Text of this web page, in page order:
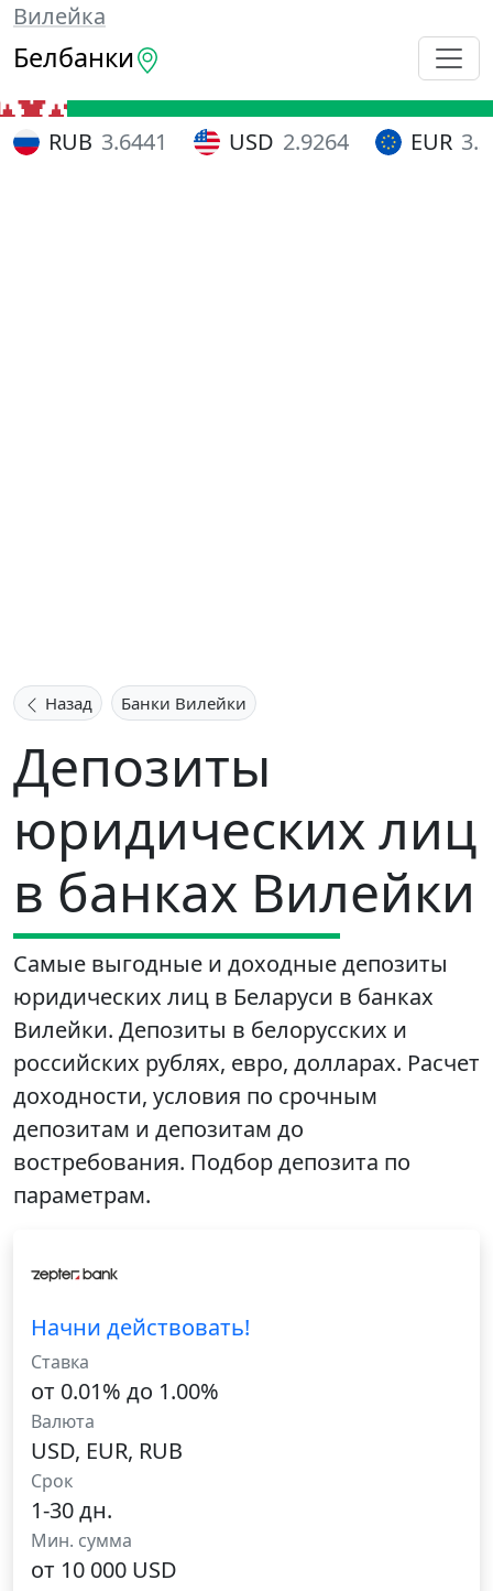
Вилейка
Белбанки
RUB 3.6441 USD 2.9264 EUR
Назад Банки Вилейки
Депозиты
юридических лиц
в банках Вилейки
Самые выгодные и доходные депозиты
юридических лиц в Беларуси в банках
Вилейки. Депозиты в белорусских и
российских рублях, евро, долларах. Расчет
доходности, условия по срочным
депозитам и депозитам до
востребования. Подбор депозита по
параметрам.
Начни действовать!
Ставка
от 0.01% до 1.00%
Валюта
USD, EUR, RUB
Срок
1-30 дн.
Мин. сумма
от 10 000 USD